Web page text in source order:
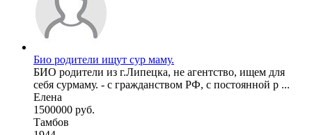
Био родители ищут сур маму.
БИО родители из г.Липецка, не агентство, ищем для
себя сурмаму. - с гражданством РФ, с постоянной р ...
Елена
1500000 руб.
Тамбов